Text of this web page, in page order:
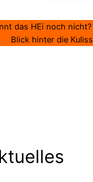
das HEi noch
Blick hinter die